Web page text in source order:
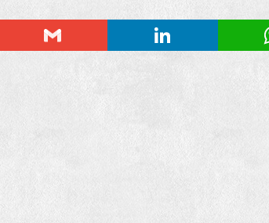
Gmail LinkedIn